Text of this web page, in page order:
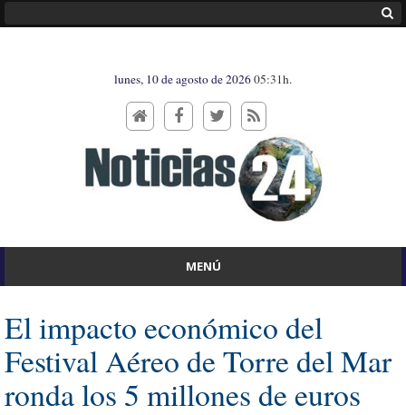
lunes, 10 de agosto de 202605:31h.
MENÚ
El impacto económico del
Festival Aéreo de Torre del Mar
ronda los 5 millones de euros